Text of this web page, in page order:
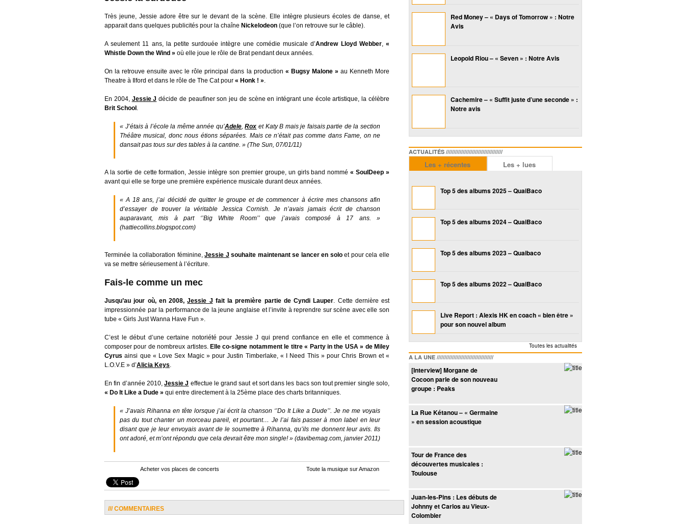
Très jeune, Jessie adore être sur le devant de la scène. Elle intègre plusieurs écoles de danse, et
apparait dans quelques publicités pour la chaîne Nickelodeon (que l’on retrouve sur le câble).
A seulement 11 ans, la petite surdouée intègre une comédie musicale d’Andrew Lloyd Webber,«
Whistle Down the Wind » où elle joue le rôle de Brat pendant deux années.
On la retrouve ensuite avec le rôle principal dans la production « Bugsy Malone » au Kenneth More
Theatre à Ilford et dans le rôle de The Cat pour « Honk ! ».
En 2004, Jessie J décide de peaufiner son jeu de scène en intégrant une école artistique, la célèbre
Brit School .
« J’étais à l’école la même année qu’Adele,Rox et Katy B mais je faisais partie de la section
Théâtre musical, donc nous étions séparées. Mais ce n’était pas comme dans Fame, on ne
dansait pas tous sur des tables à la cantine. » (The Sun, 07/01/11)
A la sortie de cette formation, Jessie intègre son premier groupe, un girls band nommé « SoulDeep »
avant qui elle se forge une première expérience musicale durant deux années.
« A 18 ans, j’ai décidé de quitter le groupe et de commencer à écrire mes chansons afin
d’essayer de trouver la véritable Jessica Cornish. Je n’avais jamais écrit de chanson
auparavant, mis à part ‘’Big White Room’’ que j’avais composé à 17 ans. »
(hattiecollins.blogspot.com)
Terminée la collaboration féminine,Jessie J souhaite maintenant se lancer en soloet pour cela elle
va se mettre sérieusement à l’écriture.
Fais-le comme un mec
Jusqu’au jour où, en 2008,Jessie J fait la première partie de Cyndi Lauper. Cette dernière est
impressionnée par la performance de la jeune anglaise et l’invite à reprendre sur scène avec elle son
tube « Girls Just Wanna Have Fun ».
C’est le début d’une certaine notoriété pour Jessie J qui prend confiance en elle et commence à
composer pour de nombreux artistes. Elle co-signe notamment le titre « Party in the USA » de Miley
Cyrus ainsi que « Love Sex Magic » pour Justin Timberlake, « I Need This » pour Chris Brown et «
L.O.V.E » d’Alicia Keys.
En fin d’année 2010,Jessie J effectue le grand saut et sort dans les bacs son tout premier single solo,
« Do It Like a Dude » qui entre directement à la 25ème place des charts britanniques.
« J’avais Rihanna en tête lorsque j’ai écrit la chanson ‘’Do It Like a Dude’’. Je ne me voyais
pas du tout chanter un morceau pareil, et pourtant… Je l’ai fais passer à mon label en leur
disant que je leur envoyais avant de le soumettre à Rihanna, qu’ils me donnent leur avis. Ils
ont adoré, et m’ont répondu que cela devrait être mon single! » (davibemag.com, janvier 2011)
Acheter vos places de concerts Toute la musique sur Amazon
/// COMMENTAIRES
Red Money – « Days of Tomorrow » : Notre
Avis
Leopold Riou – « Seven » : Notre Avis
Cachemire – « Suffit juste d’une seconde » :
Notre avis
ACTUALITÉS /////////////////////////////////////
Les + récentes Les + lues
Top 5 des albums 2025 – QuaiBaco
Top 5 des albums 2024 – QuaiBaco
Top 5 des albums 2023 – Quaibaco
Top 5 des albums 2022 – QuaiBaco
Live Report : Alexis HK en coach « bien être »
pour son nouvel album
Toutes les actualités
A LA UNE /////////////////////////////////////
[Interview] Morgane de
Cocoon parle de son nouveau
groupe : Peaks
La Rue Kétanou – « Germaine
» en session acoustique
Tour de France des
découvertes musicales :
Toulouse
Juan-les-Pins : Les débuts de
Johnny et Carlos au Vieux-
Colombier